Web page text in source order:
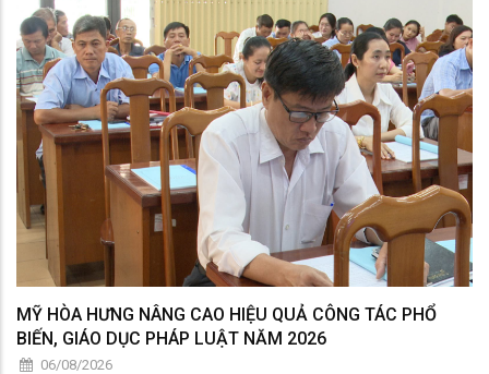
MỸ HÒA HƯNG NÂNG CAO HIỆU QUẢ CÔNG TÁC PHỔ
BIẾN, GIÁO DỤC PHÁP LUẬT NĂM 2026
06/08/2026